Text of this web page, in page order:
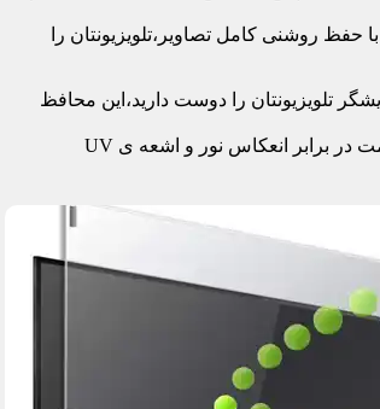
روشنی کامل تصاویر،تلویزیونتان را
تلویزیونتان را دوست دارید،این محافظ
جدا از محافظت از نمایشگر توسط این محصول،همچنین به عنوان فیلتر در برابر 96٪ تا 99٪ اشعه ماوراء بنفش از چشم و پوست محافظت به عمل می آورد.مقاومت در برابر انعکاس نور و اشعه ی UV